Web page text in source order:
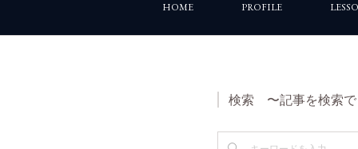
HOME PROFILE
検索 〜記事を検索で